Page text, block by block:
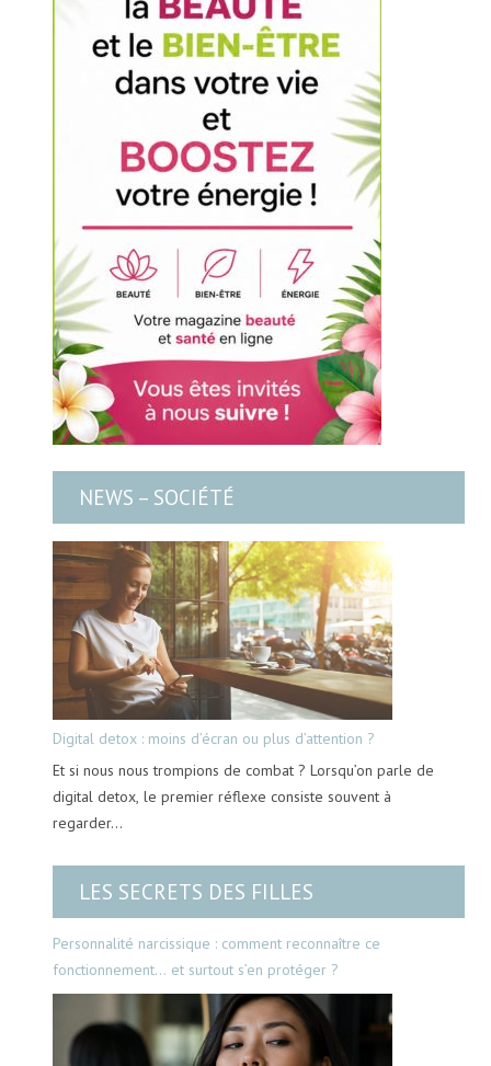
NEWS – SOCIÉTÉ
Digital detox : moins d’écran ou plus d’attention ?
Et si nous nous trompions de combat ? Lorsqu’on parle de
digital detox, le premier réflexe consiste souvent à
regarder…
LES SECRETS DES FILLES
Personnalité narcissique : comment reconnaître ce
fonctionnement… et surtout s’en protéger ?